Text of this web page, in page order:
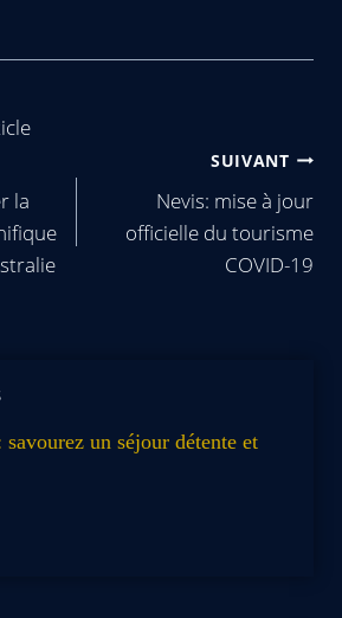
la
SUIVANT
Nevis: mise à jour
officielle du tourisme
COVID-19
un séjour détente et